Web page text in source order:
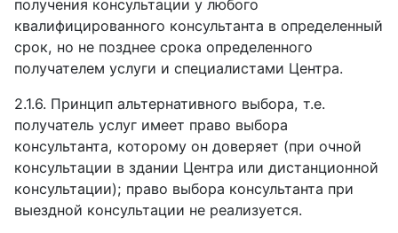
получения консультации у любого
квалифицированного консультанта в определенный
срок, но не позднее срока определенного
получателем услуги и специалистами Центра.
2.1.6. Принцип альтернативного выбора, т.е.
получатель услуг имеет право выбора
консультанта, которому он доверяет (при очной
консультации в здании Центра или дистанционной
консультации); право выбора консультанта при
выездной консультации не реализуется.